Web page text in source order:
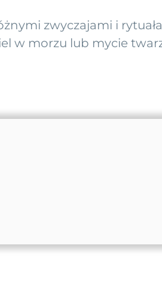
zwyczajami i
w morzu lub mycie